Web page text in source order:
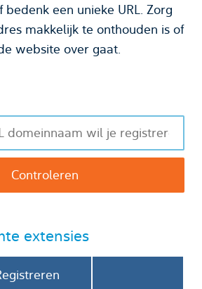
bedenk een unieke URL. Zorg
makkelijk te onthouden is of
website over gaat.
extensies